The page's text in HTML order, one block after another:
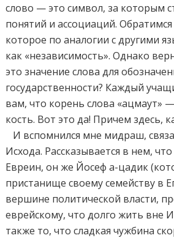
слово — это символ, за которым
понятий и ассоциаций. Обратимся
которое по аналогии с другими
как «независимость». Однако
это значение слова для
государственности? Каждый
вам, что корень слова «ацмаут»
кость. Вот это да! Причем здесь,
И вспомнился мне мидраш,
Исхода. Рассказывается в нем,
Евреин, он же Йосеф а-цадик
пристанище своему семейству в
вершине политической власти,
еврейскому, что долго жить вне
также то, что сладкая чужбина